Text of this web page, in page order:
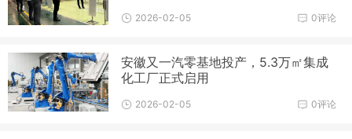
0评论
2026-02-05
安徽又一汽零基地投产，5.3万㎡集成
化工厂正式启用
0评论
2026-02-05